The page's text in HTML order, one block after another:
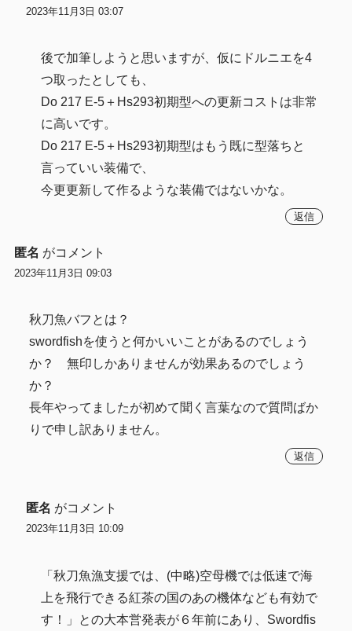
2023年11月3日 03:07
後で加筆しようと思いますが、仮にドルニエを4
つ取ったとしても、
Do 217 E-5＋Hs293初期型への更新コストは非常
に高いです。
Do 217 E-5＋Hs293初期型はもう既に型落ちと
言っていい装備で、
今更更新して作るような装備ではないかな。
返信
匿名 がコメント
2023年11月3日 09:03
秋刀魚バフとは？
swordfishを使うと何かいいことがあるのでしょう
か？ 無印しかありませんが効果あるのでしょう
か？
長年やってましたが初めて聞く言葉なので質問ばか
りで申し訳ありません。
返信
匿名 がコメント
2023年11月3日 10:09
「秋刀魚漁支援では、(中略)空母機では低速で海
上を飛行できる紅茶の国のあの機体なども有効で
す！」との大本営発表が６年前にあり、Swordfis